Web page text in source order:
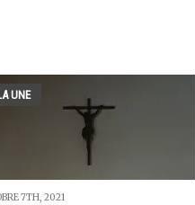
UNE
7TH, 2021